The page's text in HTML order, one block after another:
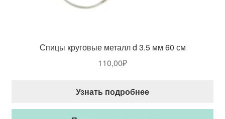
Спицы круговые металл d 3.5 мм 60 см
110,00₽
Узнать подробнее